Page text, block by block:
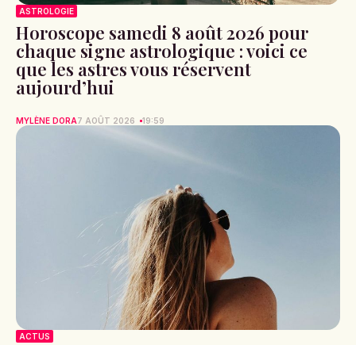
ASTROLOGIE
Horoscope samedi 8 août 2026 pour
chaque signe astrologique : voici ce
que les astres vous réservent
aujourd’hui
MYLÈNE DORA7 AOÛT 2026 19:59
ACTUS